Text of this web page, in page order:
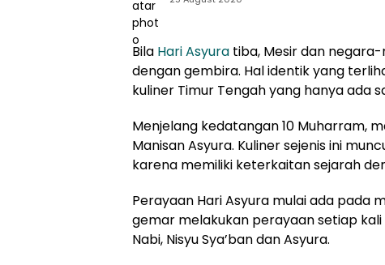
Bila Hari Asyura tiba, Mesir dan
dengan gembira. Hal identik yang
kuliner Timur Tengah yang hanya ada
Menjelang kedatangan 10 Muharram,
Manisan Asyura. Kuliner sejenis ini
karena memiliki keterkaitan sejarah
Perayaan Hari Asyura mulai ada pada
gemar melakukan perayaan setiap
Nabi, Nisyu Sya’ban dan Asyura.